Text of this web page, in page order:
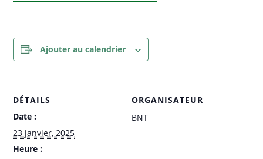
Ajouter au calendrier
DÉTAILS
Date :
23 janvier, 2025
Heure :
ORGANISATEUR
BNT